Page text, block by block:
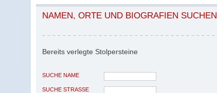
NAMEN, ORTE UND BIOGRAFIEN SUCHEN
Bereits verlegte Stolpersteine
SUCHE NAME
SUCHE STRASSE